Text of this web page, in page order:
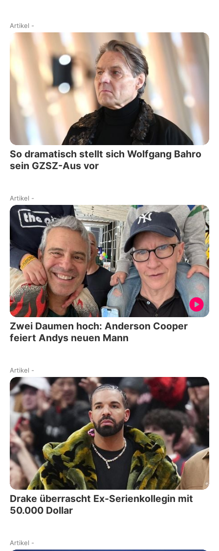
Artikel -
So dramatisch stellt sich Wolfgang Bahro
sein GZSZ-Aus vor
Artikel -
Zwei Daumen hoch: Anderson Cooper
feiert Andys neuen Mann
Artikel -
Drake überrascht Ex-Serienkollegin mit
50.000 Dollar
Artikel -